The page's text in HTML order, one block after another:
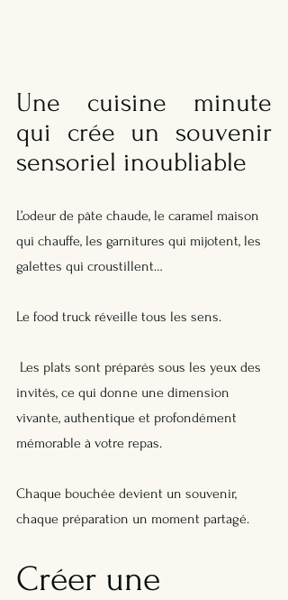
Une cuisine minute
qui crée un souvenir
sensoriel inoubliable
L’odeur de pâte chaude, le caramel maison
qui chauffe, les garnitures qui mijotent, les
galettes qui croustillent…
Le food truck réveille tous les sens.
invités, ce qui donne une dimension
vivante, authentique et profondément
mémorable à votre repas.
Chaque bouchée devient un souvenir,
chaque préparation un moment partagé.
Créer une